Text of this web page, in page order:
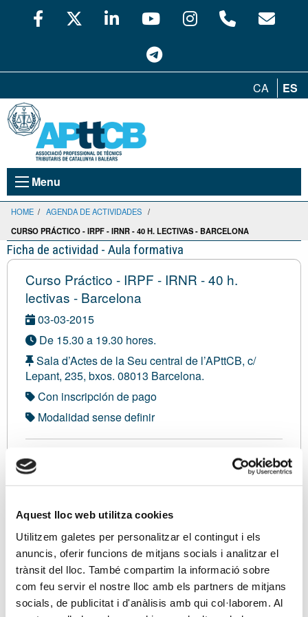
Aquest lloc web utilitza cookies
Utilitzem galetes per personalitzar el contingut i els
anuncis, oferir funcions de mitjans socials i analitzar el
trànsit del lloc. També compartim la informació sobre
com feu servir el nostre lloc amb els partners de mitjans
socials, de publicitat i d'anàlisis amb qui col·laborem. Al
CA ES
Menu
HOME / AGENDA DE ACTIVIDADES /
CURSO PRÁCTICO - IRPF - IRNR - 40 H. LECTIVAS - BARCELONA
Ficha de actividad - Aula formativa
Curso Práctico - IRPF - IRNR - 40 h.
lectivas - Barcelona
03-03-2015
De 15.30 a 19.30 hores.
Sala d’Actes de la Seu central de l’APttCB, c/
Lepant, 235, bxos. 08013 Barcelona.
Con inscripción de pago
Modalidad sense definir
No asociado:
Soy asociado/a
Ponentes
Sra. Irene Casín Pascual Cap del Servei
d'informació i Assistència al Contribuent AEAT
Catalunya. Sra. Lorena Otero Forneas Funcionària